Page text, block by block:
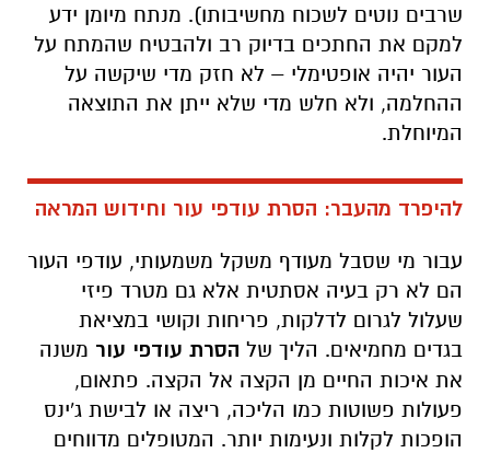
שרבים נוטים לשכוח מחשיבותו). מנתח מיומן ידע
למקם את החתכים בדיוק רב ולהבטיח שהמתח על
העור יהיה אופטימלי – לא חזק מדי שיקשה על
ההחלמה, ולא חלש מדי שלא ייתן את התוצאה
המיוחלת.
להיפרד מהעבר: הסרת עודפי עור וחידוש המראה
עבור מי שסבל מעודף משקל משמעותי, עודפי העור
הם לא רק בעיה אסתטית אלא גם מטרד פיזי
שעלול לגרום לדלקות, פריחות וקושי במציאת
בגדים מחמיאים. הליך של הסרת עודפי עור משנה
את איכות החיים מן הקצה אל הקצה. פתאום,
פעולות פשוטות כמו הליכה, ריצה או לבישת ג'ינס
הופכות לקלות ונעימות יותר. המטופלים מדווחים